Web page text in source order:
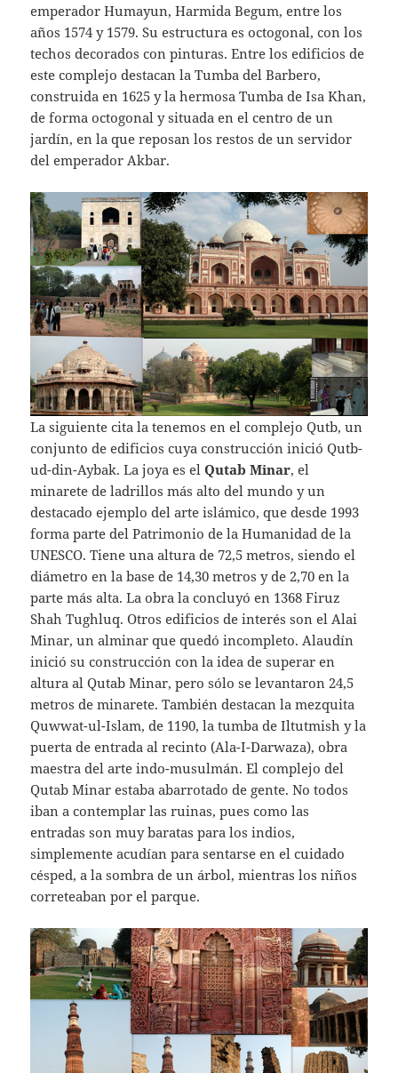
emperador Humayun, Harmida Begum, entre los
años 1574 y 1579. Su estructura es octogonal, con los
techos decorados con pinturas. Entre los edificios de
este complejo destacan la Tumba del Barbero,
construida en 1625 y la hermosa Tumba de Isa Khan,
de forma octogonal y situada en el centro de un
jardín, en la que reposan los restos de un servidor
del emperador Akbar.
La siguiente cita la tenemos en el complejo Qutb, un
conjunto de edificios cuya construcción inició Qutb-
ud-din-Aybak. La joya es elQutab Minar, el
minarete de ladrillos más alto del mundo y un
destacado ejemplo del arte islámico, que desde 1993
forma parte del Patrimonio de la Humanidad de la
UNESCO. Tiene una altura de 72,5 metros, siendo el
diámetro en la base de 14,30 metros y de 2,70 en la
parte más alta. La obra la concluyó en 1368 Firuz
Shah Tughluq. Otros edificios de interés son el Alai
Minar, un alminar que quedó incompleto. Alaudín
inició su construcción con la idea de superar en
altura al Qutab Minar, pero sólo se levantaron 24,5
metros de minarete. También destacan la mezquita
Quwwat-ul-Islam, de 1190, la tumba de Iltutmish y la
puerta de entrada al recinto (Ala-I-Darwaza), obra
maestra del arte indo-musulmán. El complejo del
Qutab Minar estaba abarrotado de gente. No todos
iban a contemplar las ruinas, pues como las
entradas son muy baratas para los indios,
simplemente acudían para sentarse en el cuidado
césped, a la sombra de un árbol, mientras los niños
correteaban por el parque.